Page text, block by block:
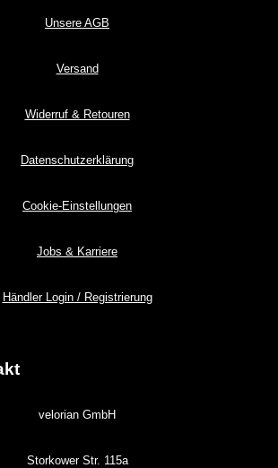
Unsere AGB
Versand
Widerruf & Retouren
Datenschutzerklärung
Cookie-Einstellungen
Jobs & Karriere
Händler Login / Registrierung
velorian GmbH
Storkower Str. 115a